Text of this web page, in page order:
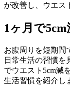
が改善し、ウエス
1ヶ月で
お腹周りを短期間
日常生活の習慣を
でウエスト5cm減
生活習慣を紹介し